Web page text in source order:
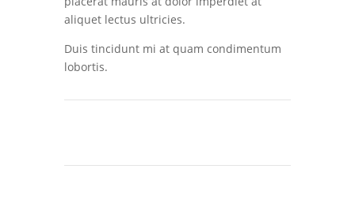
aliquet lectus ultricies.
Duis tincidunt mi at quam condimentum
lobortis.